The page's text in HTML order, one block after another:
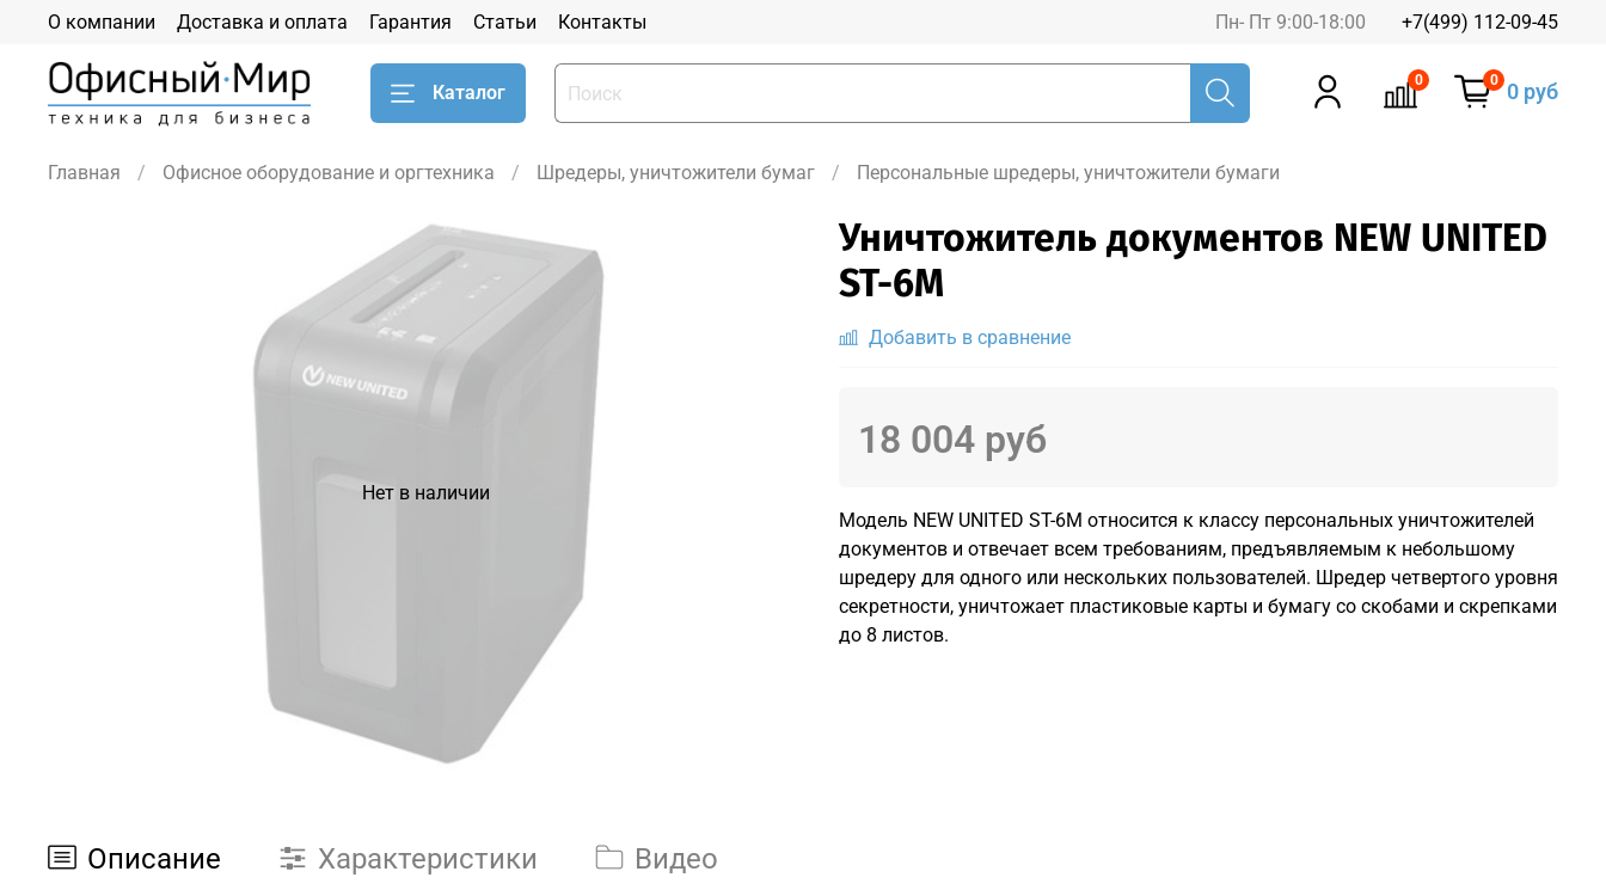
О компании Доставка и оплата Гарантия Статьи Контакты Пн- Пт 9:00-18:00 +7(499) 112-09-45
Каталог
0 0 0 руб
Главная Офисное оборудование и оргтехника Шредеры, уничтожители бумаг Персональные шредеры, уничтожители бумаги
Нет в наличии
Уничтожитель документов NEW UNITED
ST-6M
Добавить в сравнение
18 004 руб
Модель NEW UNITED ST-6M относится к классу персональных уничтожителей
документов и отвечает всем требованиям, предъявляемым к небольшому
шредеру для одного или нескольких пользователей. Шредер четвертого уровня
секретности, уничтожает пластиковые карты и бумагу со скобами и скрепками
до 8 листов.
Описание Характеристики Видео